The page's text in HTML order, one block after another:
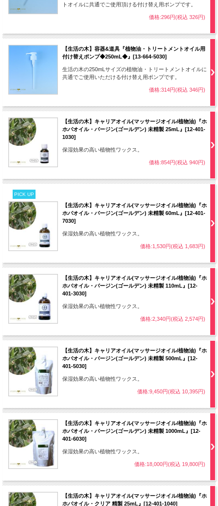
トオイルに共通でご使用頂ける付け替え用ポンプです。
価格:296円(税込 326円)
【生活の木】容器&道具『植物油・トリートメントオイル用
付け替えポンプ◆250mL◆』[13-664-5030]
生活の木の250mLサイズの植物油・トリートメントオイルに
共通でご使用いただける付け替え用ポンプです。
価格:314円(税込 346円)
【生活の木】キャリアオイル(マッサージオイル/植物油)『ホ
ホバオイル・バージン(ゴールデン) 未精製 25mL』[12-401-
1030]
保湿効果の高い植物性ワックス。
価格:854円(税込 940円)
PICK UP
【生活の木】キャリアオイル(マッサージオイル/植物油)『ホ
ホバオイル・バージン(ゴールデン) 未精製 60mL』[12-401-
7030]
保湿効果の高い植物性ワックス。
価格:1,530円(税込 1,683円)
【生活の木】キャリアオイル(マッサージオイル/植物油)『ホ
ホバオイル・バージン(ゴールデン) 未精製 110mL』[12-
401-3030]
保湿効果の高い植物性ワックス。
価格:2,340円(税込 2,574円)
【生活の木】キャリアオイル(マッサージオイル/植物油)『ホ
ホバオイル・バージン(ゴールデン) 未精製 500mL』[12-
401-5030]
保湿効果の高い植物性ワックス。
価格:9,450円(税込 10,395円)
【生活の木】キャリアオイル(マッサージオイル/植物油)『ホ
ホバオイル・バージン(ゴールデン) 未精製 1000mL』[12-
401-6030]
保湿効果の高い植物性ワックス。
価格:18,000円(税込 19,800円)
【生活の木】キャリアオイル(マッサージオイル/植物油)『ホ
ホバオイル・クリア 精製 25mL』[12-401-1040]